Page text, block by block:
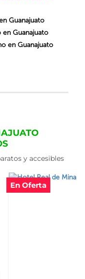
Guanajuato
Guanajuato
en Guanajuato
y accesibles